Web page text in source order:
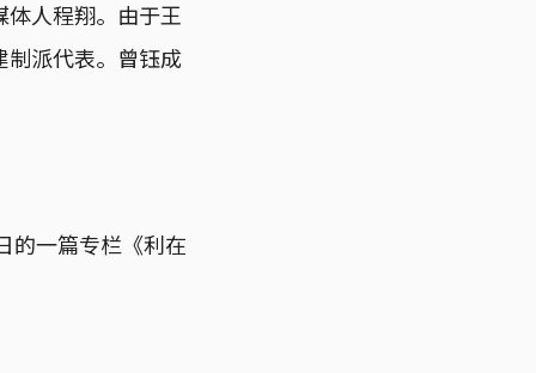
人程翔。由于王
派代表。曾钰成
的一篇专栏《利在